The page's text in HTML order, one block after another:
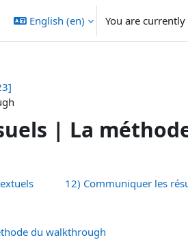
English ‎(en)‎ You are
| La
12) Communiquer les
du walkthroughURL